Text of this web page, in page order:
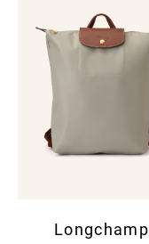
Longchamp